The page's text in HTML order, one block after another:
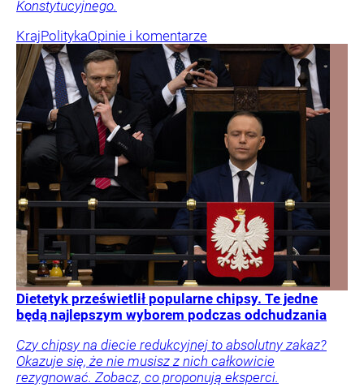
Konstytucyjnego.
KrajPolitykaOpinie i komentarze
Dietetyk prześwietlił popularne chipsy. Te jedne
będą najlepszym wyborem podczas odchudzania
Czy chipsy na diecie redukcyjnej to absolutny zakaz?
Okazuje się, że nie musisz z nich całkowicie
rezygnować. Zobacz, co proponują eksperci.